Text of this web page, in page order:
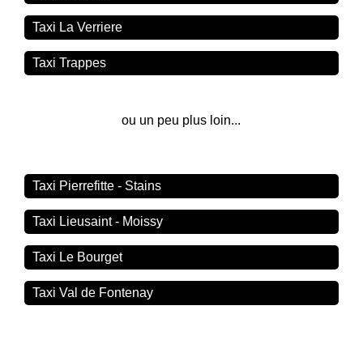
Taxi La Verriere
Taxi Trappes
ou un peu plus loin...
Taxi Pierrefitte - Stains
Taxi Lieusaint - Moissy
Taxi Le Bourget
Taxi Val de Fontenay